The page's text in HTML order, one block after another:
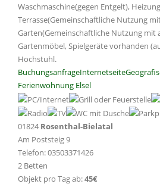
Waschmaschine(gegen Entgelt),
Terrasse(Gemeinschaftliche Nutzung
Garten(Gemeinschaftliche Nutzung mit
Gartenmöbel, Spielgeräte vorhanden
Hochstuhl.
BuchungsanfrageInternetseite
Ferienwohnung Elsel
01824 Rosenthal-Bielatal
Am Poststeig 9
Telefon: 03503371426
2 Betten
Objekt pro Tag ab:45€